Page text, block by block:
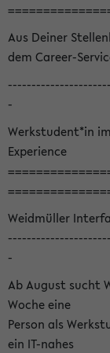
Aus Deiner
dem Career-
-
Werkstudent*in
Experience
Weidmüller
-
Ab August sucht
Woche eine
Person als
ein IT-nahes